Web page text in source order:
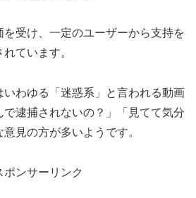
受け、一定のユーザーから支持を
ています。
いわゆる「迷惑系」と言われる動画
逮捕されないの？」「見てて気分
見の方が多いようです。
ポンサーリンク